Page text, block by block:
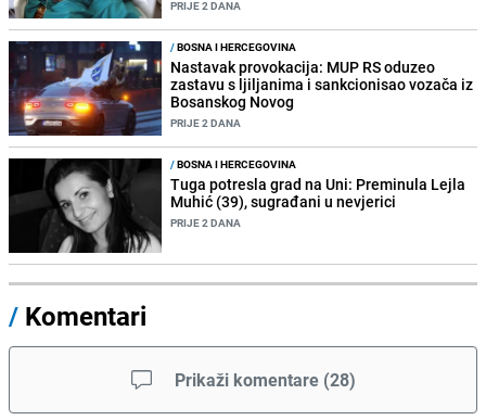
PRIJE 2 DANA
/BOSNA I HERCEGOVINA
Nastavak provokacija: MUP RS oduzeo
zastavu s ljiljanima i sankcionisao vozača iz
Bosanskog Novog
PRIJE 2 DANA
/BOSNA I HERCEGOVINA
Tuga potresla grad na Uni: Preminula Lejla
Muhić (39), sugrađani u nevjerici
PRIJE 2 DANA
/ Komentari
Prikaži komentare (28)